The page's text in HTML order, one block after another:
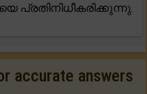
പ്രതിനിധീകരിക്കുന്നു.
accurate answers